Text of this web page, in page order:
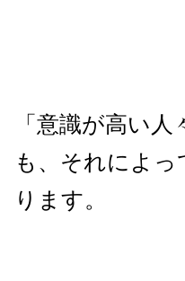
「意識が高い
も、それによ
ります。